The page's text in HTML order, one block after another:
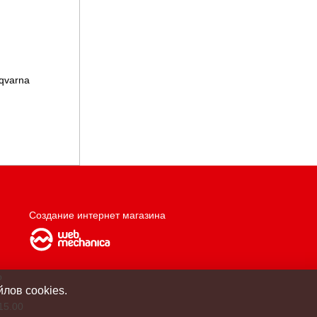
Создание интернет магазина
cookies.